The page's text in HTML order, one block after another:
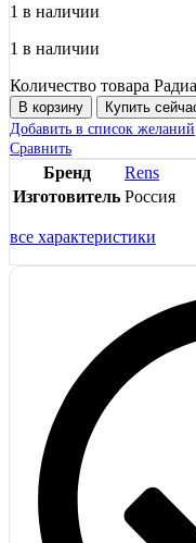
1 в наличии
1 в наличии
Количество товара
В корзину
Купить
Добавить в список желаний
Сравнить
Бренд
Rens
Изготовитель Россия
все характеристики